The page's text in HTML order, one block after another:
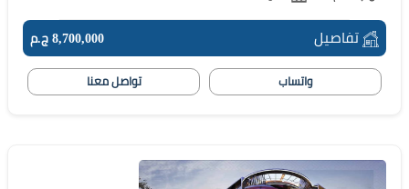
تفاصيل 8,700,000 ج.م
واتساب تواصل معنا